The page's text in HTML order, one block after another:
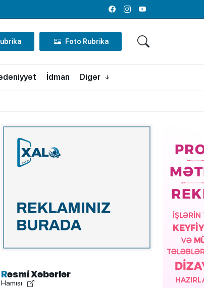
FacebookInstagramYoutube
Foto Rubrika
İdman Digər
Rəsmi Xəbərlər
Hamısı